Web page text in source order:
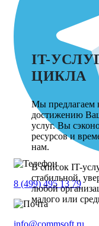
8 (499) 495 13 79
info@commsoft.ru
IT-
ЦИКЛА
Мы предлагаем
достижению
услуг. Вы
ресурсов и
нам.
В список IT-
стабильной,
любой
малого или